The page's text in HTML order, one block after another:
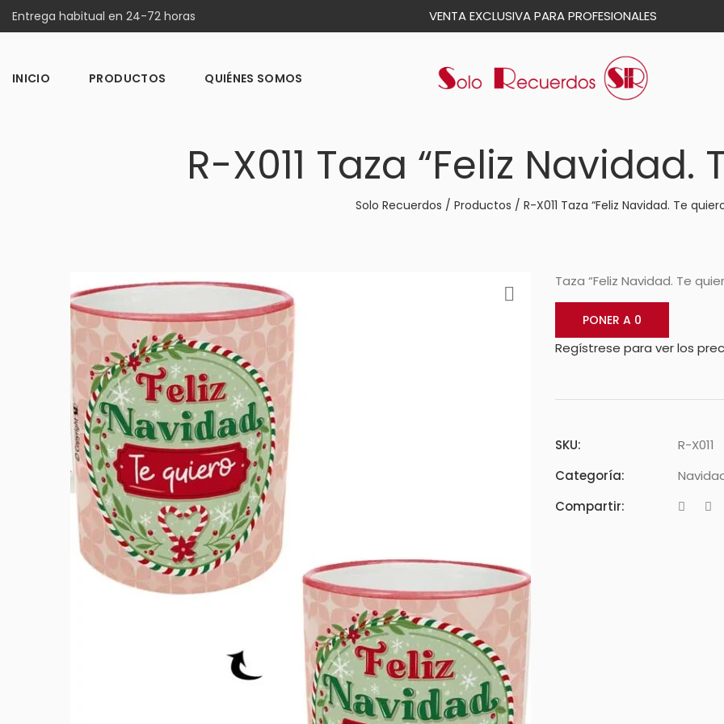
Entrega habitual en 24-72 horas VENTA EXCLUSIVA PARA PROFESIONALES
INICIO PRODUCTOS QUIÉNES SOMOS
R-X011 Taza “Feliz Navidad.
Solo Recuerdos / Productos / R-X011 Taza “Feliz Navidad. Te
Taza “Feliz Navidad. Te
PONER A 0
Regístrese para ver los
SKU:
R-X011
Categoría:
Compartir: